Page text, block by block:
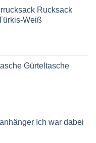
Rucksack
Weiß
Gürteltasche
Ich war dabei